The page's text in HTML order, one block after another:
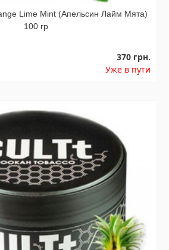
Lime Mint (Апельсин Лайм Мята)
100 гр
370 грн.
Уже в пути